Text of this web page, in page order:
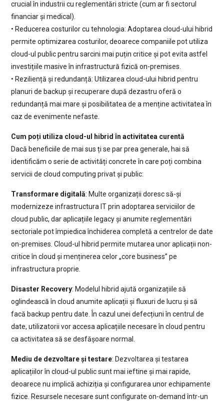
crucial în industrii cu reglementări stricte (cum ar fi sectorul
financiar și medical).
• Reducerea costurilor cu tehnologia: Adoptarea cloud-ului hibrid
permite optimizarea costurilor, deoarece companiile pot utiliza
cloud-ul public pentru sarcini mai puțin critice și pot evita astfel
investițiile masive în infrastructură fizică on-premises.
• Reziliență și redundanță: Utilizarea cloud-ului hibrid pentru
planuri de backup și recuperare după dezastru oferă o
redundanță mai mare și posibilitatea de a menține activitatea în
caz de evenimente nefaste.
Cum poți utiliza cloud-ul hibrid în activitatea curentă
Dacă beneficiile de mai sus ți se par prea generale, hai să
identificăm o serie de activități concrete în care poți combina
servicii de cloud computing privat și public:
Transformare digitală: Multe organizații doresc să-și
modernizeze infrastructura IT prin adoptarea serviciilor de
cloud public, dar aplicațiile legacy și anumite reglementări
sectoriale pot împiedica închiderea completă a centrelor de date
on-premises. Cloud-ul hibrid permite mutarea unor aplicații non-
critice în cloud și menținerea celor „core business” pe
infrastructura proprie.
Disaster Recovery: Modelul hibrid ajută organizațiile să
oglindească în cloud anumite aplicații și fluxuri de lucru și să
facă backup pentru date. În cazul unei defecțiuni în centrul de
date, utilizatorii vor accesa aplicațiile necesare în cloud pentru
ca activitatea să se desfășoare normal.
Mediu de dezvoltare și testare: Dezvoltarea și testarea
aplicațiilor în cloud-ul public sunt mai ieftine și mai rapide,
deoarece nu implică achiziția și configurarea unor echipamente
fizice. Resursele necesare sunt configurate on-demand într-un